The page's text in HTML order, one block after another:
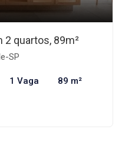
2 quartos, 89m²
SP
1 Vaga 89 m²